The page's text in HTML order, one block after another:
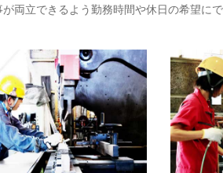
両立できるよう勤務時間や休日の希望に